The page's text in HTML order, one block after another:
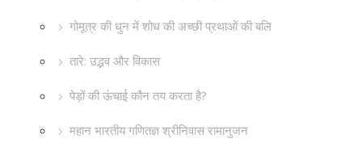
गोमूत्र की धुन में शोध की अच्छी प्रथाओं की बलि
तारे: उद्भव और विकास
पेड़ों की ऊंचाई कौन तय करता है?
महान भारतीय गणितज्ञ श्रीनिवास रामानुजन